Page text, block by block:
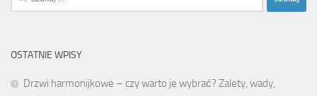
OSTATNIE WPISY
Drzwi harmonijkowe – czy warto je wybrać? Zalety, wady,